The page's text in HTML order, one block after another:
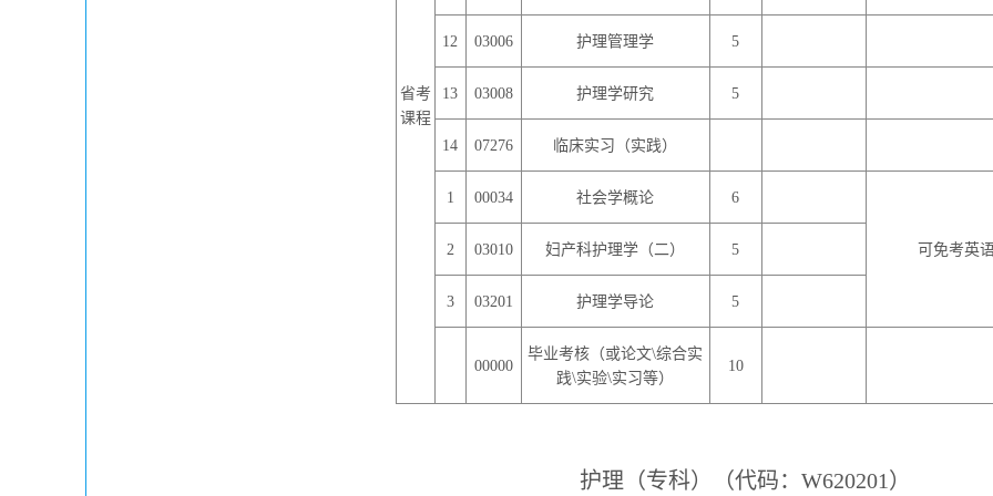
省考
课程
12 03006 护理管理学 5
13 03008 护理学研究 5
14 07276 临床实习（实践）
1 00034 社会学概论 6
可免考英
2 03010 妇产科护理学（二） 5
3 03201 护理学导论 5
00000
毕业考核（或论文\综合实
践\实验\实习等）
10
护理（专科）（代码： W620201 ）